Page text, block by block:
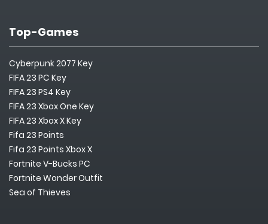
Top-Games
Cyberpunk 2077 Key
FIFA 23 PC Key
FIFA 23 PS4 Key
FIFA 23 Xbox One Key
FIFA 23 Xbox X Key
Fifa 23 Points
Fifa 23 Points Xbox X
Fortnite V-Bucks PC
Fortnite Wonder Outfit
Sea of Thieves